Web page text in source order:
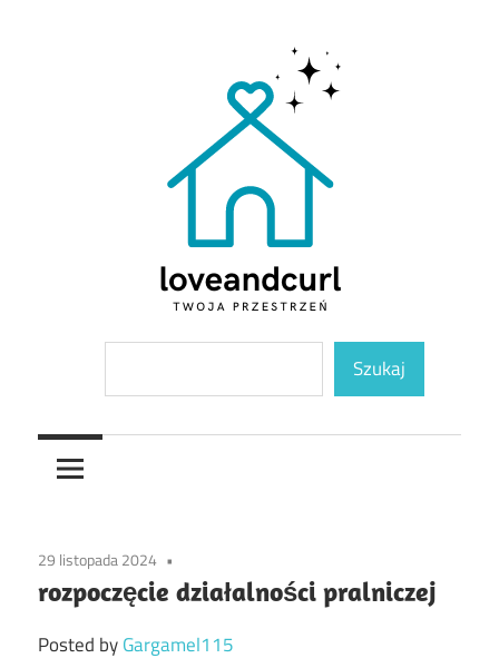
Loveandcurl Szukaj
29 listopada 2024
rozpoczęcie działalności pralniczej
Posted byGargamel115